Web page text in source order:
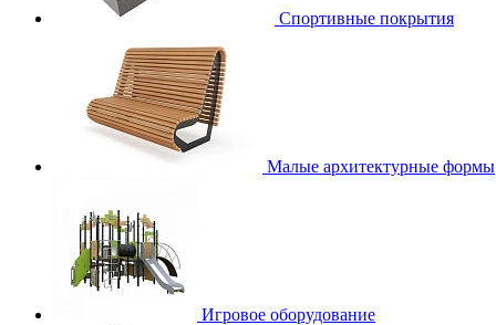
Спортивные покрытия
Малые архитектурные формы
Игровое оборудование